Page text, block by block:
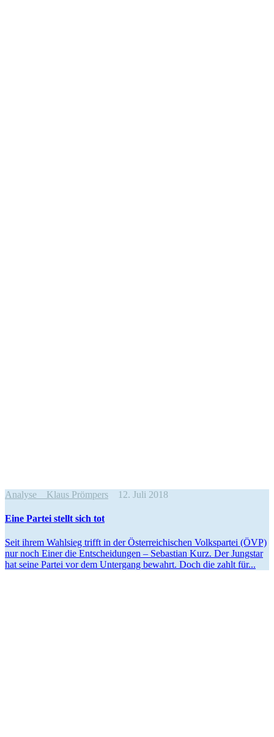
Analyse Klaus Prömpers 12. Juli 2018
Eine Partei stellt sich tot
Seit ihrem Wahlsieg trifft in der Öster­rei­chi­schen Volks­partei (ÖVP)
nur noch Einer die Entschei­dungen – Sebastian Kurz. Der Jungstar
hat seine Partei vor dem Untergang bewahrt. Doch die zahlt für...